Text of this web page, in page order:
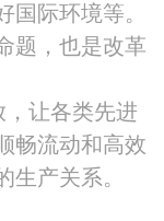
际环境等。
题，也是改革
让各类先进
畅流动和高效
生产关系。